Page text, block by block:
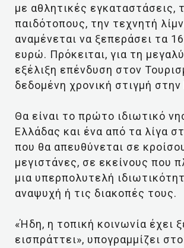
με αθλητικές εγκαταστάσεις,
παιδότοπους, την τεχνητή
αναμένεται να ξεπεράσει τα
ευρώ. Πρόκειται, για τη
εξέλιξη επένδυση στον
δεδομένη χρονική στιγμή
Θα είναι το πρώτο ιδιωτικό
Ελλάδας και ένα από τα λίγα
που θα απευθύνεται σε
μεγιστάνες, σε εκείνους που
μια υπερπολυτελή
αναψυχή ή τις διακοπές τους.
«Ήδη, η τοπική κοινωνία έχει
εισπράττει», υπογραμμίζει